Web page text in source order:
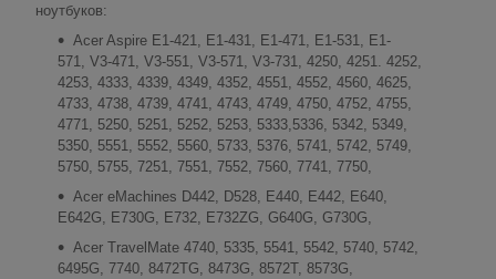
ноутбуков:
Acer Aspire E1-421, E1-431, E1-471, E1-531, E1-
571, V3-471, V3-551, V3-571, V3-731, 4250, 4251. 4252,
4253, 4333, 4339, 4349, 4352, 4551, 4552, 4560, 4625,
4733, 4738, 4739, 4741, 4743, 4749, 4750, 4752, 4755,
4771, 5250, 5251, 5252, 5253, 5333,5336, 5342, 5349,
5350, 5551, 5552, 5560, 5733, 5376, 5741, 5742, 5749,
5750, 5755, 7251, 7551, 7552, 7560, 7741, 7750,
Acer eMachines D442, D528, E440, E442, E640,
E642G, E730G, E732, E732ZG, G640G, G730G,
Acer TravelMate 4740, 5335, 5541, 5542, 5740, 5742,
6495G, 7740, 8472TG, 8473G, 8572T, 8573G,